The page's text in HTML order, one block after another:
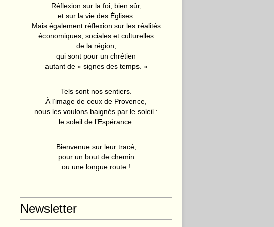
Réflexion sur la foi, bien sûr,
et sur la vie des Églises.
Mais également réflexion sur les réalités
économiques, sociales et culturelles
de la région,
qui sont pour un chrétien
autant de « signes des temps. »
Tels sont nos sentiers.
À l’image de ceux de Provence,
nous les voulons baignés par le soleil :
le soleil de l’Espérance.
Bienvenue sur leur tracé,
pour un bout de chemin
ou une longue route !
Newsletter